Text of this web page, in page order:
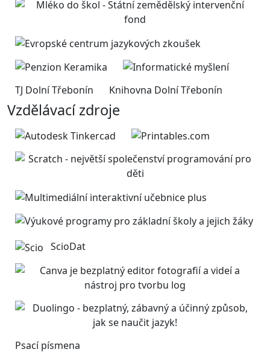
TJ Dolní Třebonín Knihovna Dolní Třebonín
Vzdělávací zdroje
ScioDat
Psací písmena